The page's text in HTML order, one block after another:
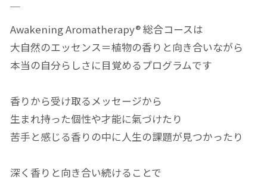
￣
Awakening Aromatherapy® 総合コースは
大自然のエッセンス＝植物の香りと向き合いながら
本当の自分らしさに目覚めるプログラムです
香りから受け取るメッセージから
生まれ持った個性や才能に氣づけたり
苦手と感じる香りの中に人生の課題が見つかったり
深く香りと向き合い続けることで